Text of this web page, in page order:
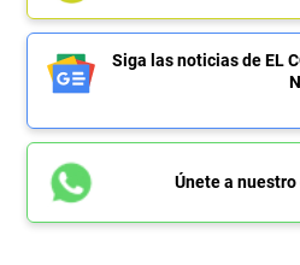
Siga las noticias de EL
Únete a